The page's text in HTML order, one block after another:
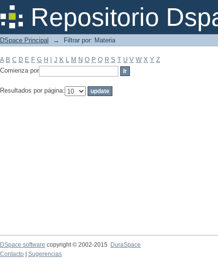
Repositorio
Filtrar por: Materia
DSpace Principal → Filtrar por: Materia
A B C D E F G H J K L M N O P Q R S T U V W X Y Z
Comienza por
Resultados por página:
DSpace software copyright © 2002-2015
DuraSpace
Contacto
Sugerencias